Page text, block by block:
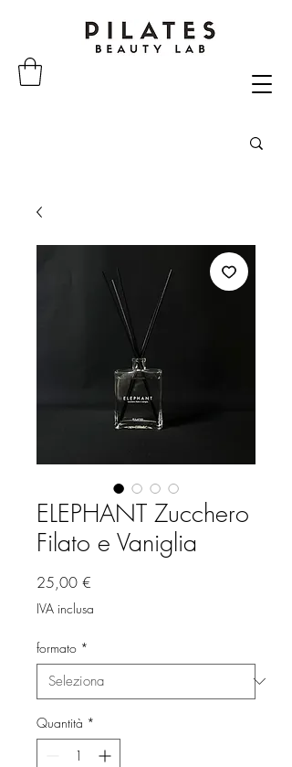
ELEPHANT Zucchero
Filato e Vaniglia
25,00 €
IVA inclusa
formato *
Quantità *